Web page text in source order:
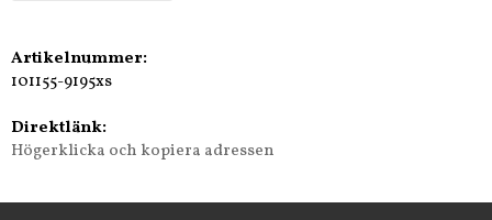
Artikelnummer:
101155-9195xs
Direktlänk:
Högerklicka och kopiera adressen